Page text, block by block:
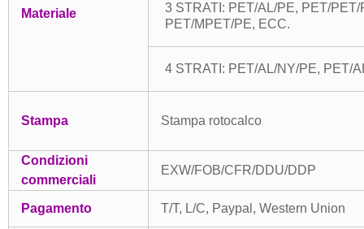
Materiale
3 STRATI: PET/AL/PE, PET/
PET/MPET/PE, ECC.
4 STRATI: PET/AL/NY/PE, PET/
Stampa Stampa rotocalco
Condizioni
commerciali
EXW/FOB/CFR/DDU/DDP
Pagamento T/T, L/C, Paypal, Western Union